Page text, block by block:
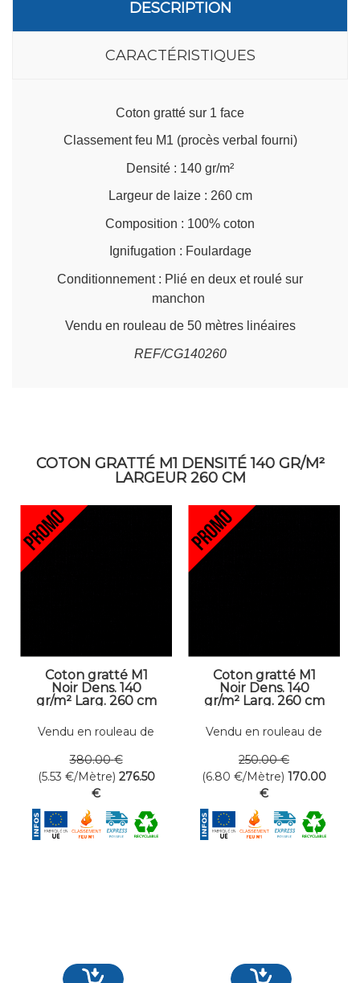
DESCRIPTION
CARACTÉRISTIQUES
Coton gratté sur 1 face
Classement feu M1 (procès verbal fourni)
Densité : 140 gr/m²
Largeur de laize : 260 cm
Composition : 100% coton
Ignifugation : Foulardage
Conditionnement : Plié en deux et roulé sur
manchon
Vendu en rouleau de 50 mètres linéaires
REF/CG140260
COTON GRATTÉ M1 DENSITÉ 140 GR/M²
LARGEUR 260 CM
Coton gratté M1
Noir Dens. 140
gr/m² Larg. 260 cm
Vendu en rouleau de
380.00 €
(5.53 €/Mètre) 276.50
€
Coton gratté M1
Noir Dens. 140
gr/m² Larg. 260 cm
Vendu en rouleau de
250.00 €
(6.80 €/Mètre) 170.00
€